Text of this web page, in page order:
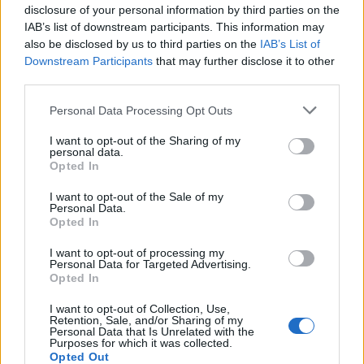
disclosure of your personal information by third parties on the
IAB’s list of downstream participants. This information may
also be disclosed by us to third parties on the IAB’s List of
Downstream Participants that may further disclose it to other
Please note that this website/app uses one or more Google
not limited to your visit or usage behaviour. You may click to
grant or deny consent to Google and its third-party tags to
use your data for below specified purposes in below Google
consent section.
Personal Data Processing Opt Outs
I want to opt-out of the Sharing of my
personal data.
Opted In
I want to opt-out of the Sale of my
Personal Data.
Opted In
I want to opt-out of processing my
Personal Data for Targeted Advertising.
Opted In
I want to opt-out of Collection, Use,
Retention, Sale, and/or Sharing of my
Personal Data that Is Unrelated with the
Purposes for which it was collected.
Opted Out
Βουλή Τσίπρας: Η Δημοκρατία δεν μπαίνει σε
καραντίνα - Να ανασταλεί η συζήτηση και η
ψήφιση του νομοσχεδίου Κεραμέως
10.02.2021 12:52